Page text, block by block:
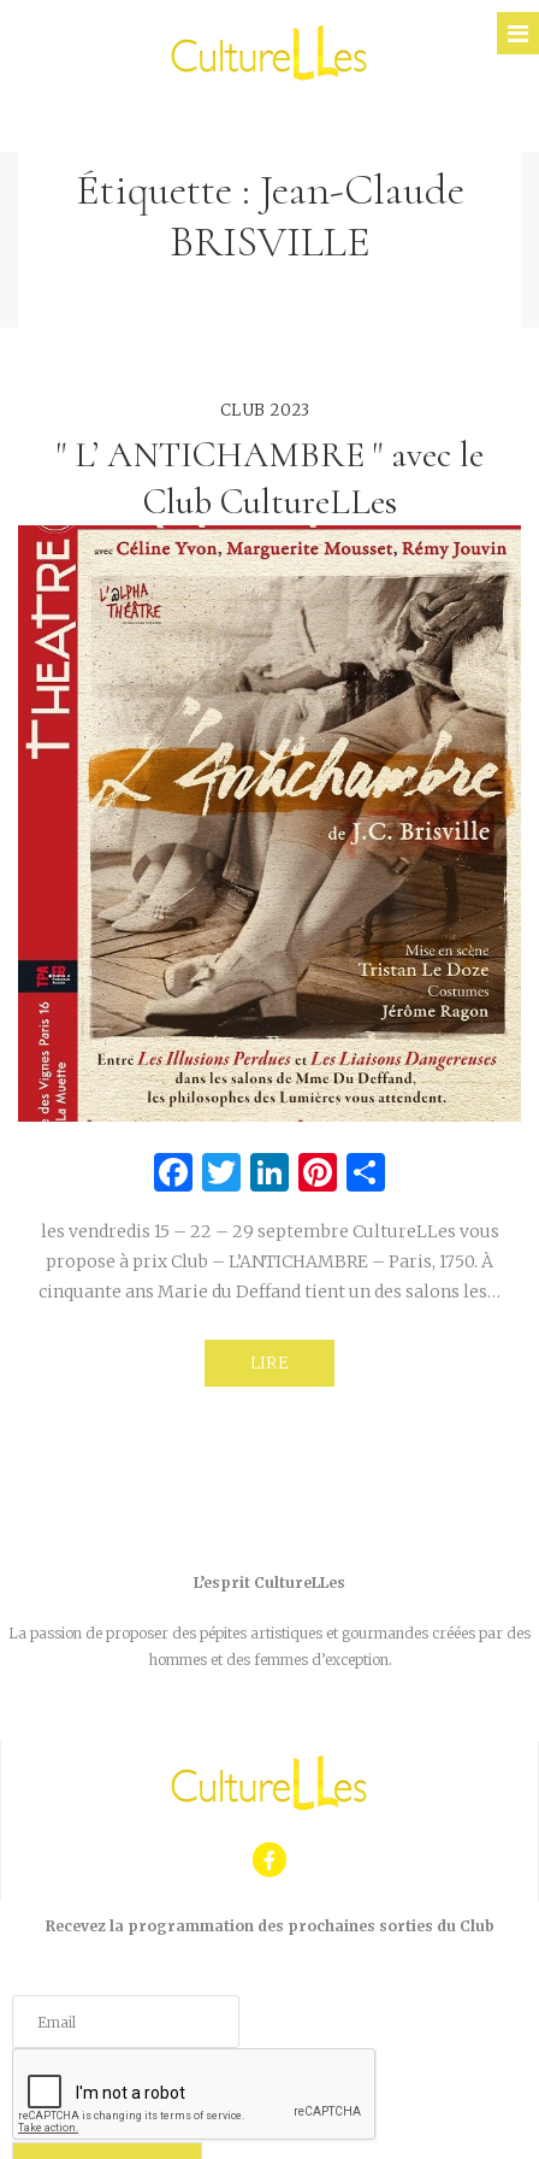
Étiquette : Jean-Claude
BRISVILLE
CLUB 2023
" L’ ANTICHAMBRE " avec le
Club CultureLLes
Facebook
Twitter
LinkedIn
Pinterest
les vendredis 15 – 22 – 29 septembre CultureLLes vous
propose à prix Club – L’ANTICHAMBRE – Paris, 1750. À
cinquante ans Marie du Deffand tient un des salons les…
LIRE
L’esprit CultureLLes
La passion de proposer des pépites artistiques et gourmandes créées par des
hommes et des femmes d’exception.
Recevez la programmation des prochaines sorties du Club